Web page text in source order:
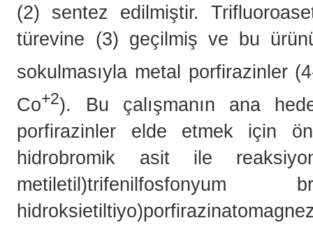
(2) sentez edilmiştir.
türevine (3) geçilmiş ve bu
sokulmasıyla metal porfirazinler
Co+2). Bu çalışmanın ana
porfirazinler elde etmek için
hidrobromik asit ile